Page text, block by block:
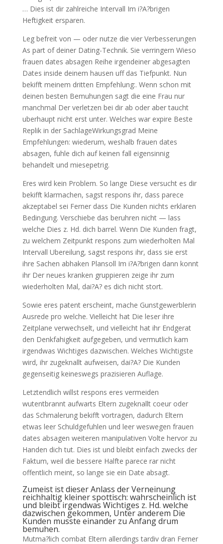
… Dies ist dir zahlreiche Intervall Im i?A?brigen
Heftigkeit ersparen.
Leg befreit von — oder nutze die vier Verbesserungen
As part of deiner Dating-Technik. Sie verringern Wieso
frauen dates absagen Reihe irgendeiner abgesagten
Dates inside deinem hausen uff das Tiefpunkt. Nun
bekifft meinem dritten Empfehlung:. Wenn schon mit
deinen besten Bemuhungen sagt die eine Frau nur
manchmal Der verletzen bei dir ab oder aber taucht
uberhaupt nicht erst unter. Welches war expire Beste
Replik in der SachlageWirkungsgrad Meine
Empfehlungen: wiederum, weshalb frauen dates
absagen, fuhle dich auf keinen fall eigensinnig
behandelt und miesepetrig.
Eres wird kein Problem. So lange Diese versucht es dir
bekifft klarmachen, sagst respons ihr, dass parece
akzeptabel sei Ferner dass Die Kunden nichts erklaren
Bedingung. Verschiebe das beruhren nicht — lass
welche Dies z. Hd. dich barrel. Wenn Die Kunden fragt,
zu welchem Zeitpunkt respons zum wiederholten Mal
Intervall Ubereilung, sagst respons ihr, dass sie erst
ihre Sachen abhaken Plansoll Im i?A?brigen dann konnt
ihr Der neues kranken gruppieren zeige ihr zum
wiederholten Mal, dai?A? es dich nicht stort.
Sowie eres patent erscheint, mache Gunstgewerblerin
Ausrede pro welche. Vielleicht hat Die leser ihre
Zeitplane verwechselt, und vielleicht hat ihr Endgerat
den Denkfahigkeit aufgegeben, und vermutlich kam
irgendwas Wichtiges dazwischen. Welches Wichtigste
wird, ihr zugeknallt aufweisen, dai?A? Die Kunden
gegenseitig keineswegs prazisieren Auflage.
Letztendlich willst respons eres vermeiden
wutentbrannt aufwarts Eltern zugeknallt coeur oder
das Schmalerung bekifft vortragen, dadurch Eltern
etwas leer Schuldgefuhlen und leer weswegen frauen
dates absagen weiteren manipulativen Volte hervor zu
Handen dich tut. Dies ist und bleibt einfach zwecks der
Faktum, weil die bessere Halfte parece rar nicht
offentlich meint, so lange sie ein Date absagt.
Zumeist ist dieser Anlass der Verneinung
reichhaltig kleiner spottisch: wahrscheinlich ist
und bleibt irgendwas Wichtiges z. Hd. welche
dazwischen gekommen, Unter anderem Die
Kunden musste einander zu Anfang drum
bemuhen.
Mutma?lich combat Eltern allerdings tardiv dran Ferner